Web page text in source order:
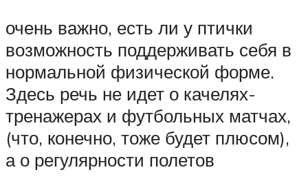
очень важно, есть ли у птички
возможность поддерживать себя в
нормальной физической форме.
Здесь речь не идет о качелях-
тренажерах и футбольных матчах,
(что, конечно, тоже будет плюсом),
а о регулярности полетов